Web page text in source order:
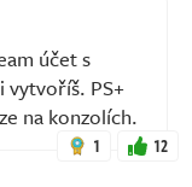
účet s
vytvoříš. PS+
na konzolích.
1 12